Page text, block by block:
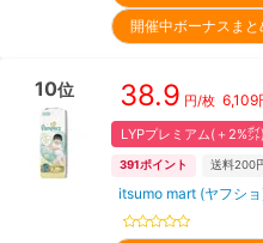
開催中ボーナスま
10位 38.9 円/枚 6,109
LYPプレミアム(＋2%㌽)
391 ポイント 送料200
itsumo mart (ヤフシ